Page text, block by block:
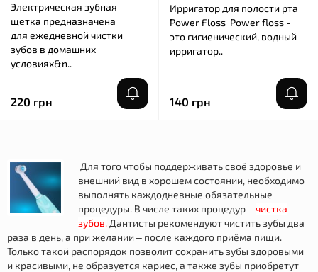
Электрическая зубная
щетка предназначена
для ежедневной чистки
зубов в домашних
условиях&n..
220 грн
Ирригатор для полости рта
Power Floss Power floss -
это гигиенический, водный
ирригатор..
140 грн
Для того чтобы поддерживать своё здоровье и
внешний вид в хорошем состоянии, необходимо
выполнять каждодневные обязательные
процедуры. В числе таких процедур –чистка
зубов. Дантисты рекомендуют чистить зубы два
раза в день, а при желании – после каждого приёма пищи.
Только такой распорядок позволит сохранить зубы здоровыми
и красивыми, не образуется кариес, а также зубы приобретут